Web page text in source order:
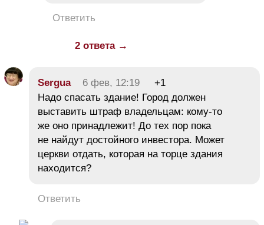
Ответить
2 ответа →
Sergua 6 фев, 12:19
+1
Надо спасать здание! Город должен
выставить штраф владельцам: кому-то
же оно принадлежит! До тех пор пока
не найдут достойного инвестора. Может
церкви отдать, которая на торце здания
находится?
Ответить